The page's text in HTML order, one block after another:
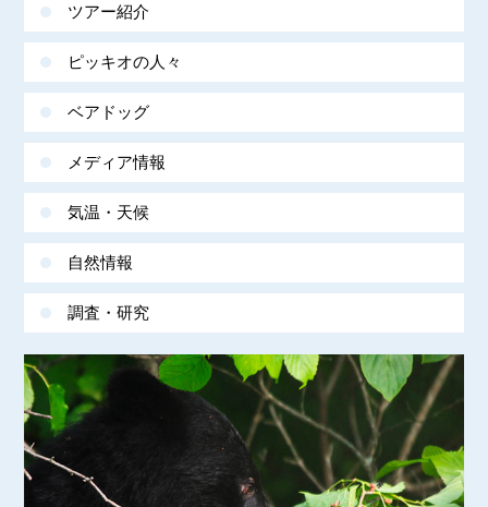
ツアー紹介
ピッキオの人々
ベアドッグ
メディア情報
気温・天候
自然情報
調査・研究